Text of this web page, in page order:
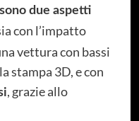
sono due aspetti
con l’impatto
vettura con bassi
stampa 3D, e con
, grazie allo